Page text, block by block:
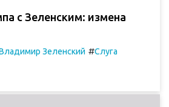
с Зеленским: измена
Зеленский #Слуга